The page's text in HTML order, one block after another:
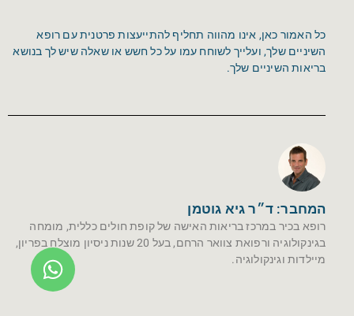
כל האמור כאן, אינו מהווה תחליף להתייעצות פרטנית עם רופא
השיניים שלך, ועלייך לשוחח עמו על כל חשש או שאלה שיש לך בנושא
בריאות השיניים שלך.
המחבר: ד״ר גיא גוטמן
רופא בכיר במרכז בריאות האישה של קופת חולים כללית, מומחה
בגינקולוגיה ורפואת צוואר הרחם, בעל 20 שנות ניסיון מוצלח בפריון,
מיילדות וגינקולוגיה.